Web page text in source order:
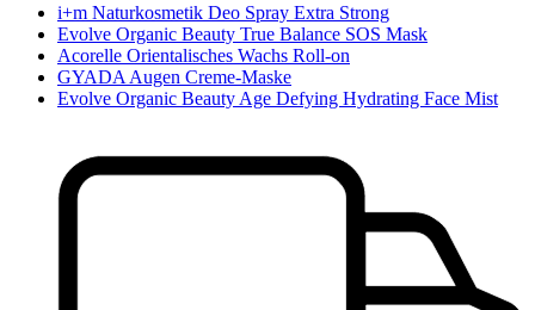
i+m Naturkosmetik Deo Spray Extra Strong
Evolve Organic Beauty True Balance SOS Mask
Acorelle Orientalisches Wachs Roll-on
GYADA Augen Creme-Maske
Evolve Organic Beauty Age Defying Hydrating Face Mist